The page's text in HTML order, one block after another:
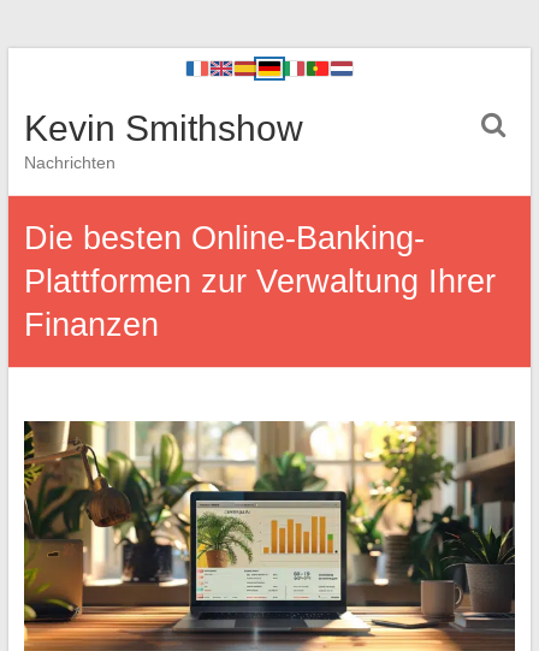
Kevin Smithshow
Nachrichten
Die besten Online-Banking-
Plattformen zur Verwaltung Ihrer
Finanzen